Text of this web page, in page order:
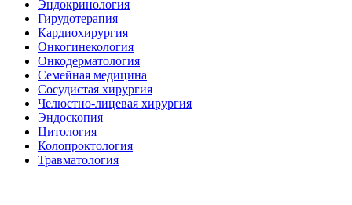
Эндокринология
Гирудотерапия
Кардиохирургия
Онкогинекология
Онкодерматология
Семейная медицина
Сосудистая хирургия
Челюстно-лицевая хирургия
Эндоскопия
Цитология
Колопроктология
Травматология